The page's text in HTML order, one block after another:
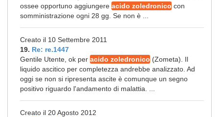
ossee opportuno aggiungere acido zoledronico con
somministrazione ogni 28 gg. Se non è ...
Creato il 10 Settembre 2011
19. Re: re.1447
Gentile Utente, ok per acido zoledronico (Zometa). Il
liquido ascitico per completezza andrebbe analizzato. Ad
oggi se non si ripresenta ascite è comunque un segno
positivo riguardo l'andamento di malattia. ...
Creato il 20 Agosto 2012